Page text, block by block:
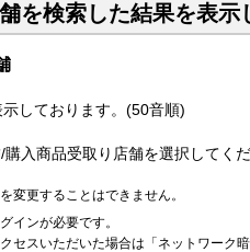
を検索した結果を表示
しております。(50音順)
入商品受取り店舗を選択してくだ
変更することはできません。
インが必要です。
セスいただいた場合は「ネットワーク